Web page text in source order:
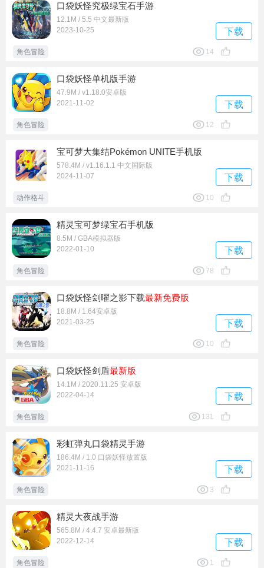
口袋妖怪究极绿宝石手游
12.1M / 5.5 中文最新版
2023-10-25
下载
角色冒险 14
口袋妖怪单机版手游
47.9M / v1.18.0安卓版
2021-11-02
下载
角色冒险 12
宝可梦大集结Pokémon UNITE手机版
578.4M / v1.16.1.1 中文国际版
2024-11-07
下载
动作格斗 10
精灵宝可梦绿宝石手机版
8.5M / GBA模拟器版
2022-01-10
下载
角色冒险 78
口袋妖怪刽曜之影下载最新免费版
18.8M / 1.64安卓版
2021-03-25
下载
角色冒险 10
口袋妖怪剑盾最新版
14.1M / 2020.11.25 安卓版
2022-04-14
下载
角色冒险 131
彩虹弹丸口袋精灵手游
186.4M / 1.0 口袋妖怪放置版
2021-11-16
下载
角色冒险 3
精灵大夜战手游
565.8M / 4.4.7 安卓最新版
2022-12-14
下载
角色冒险 1